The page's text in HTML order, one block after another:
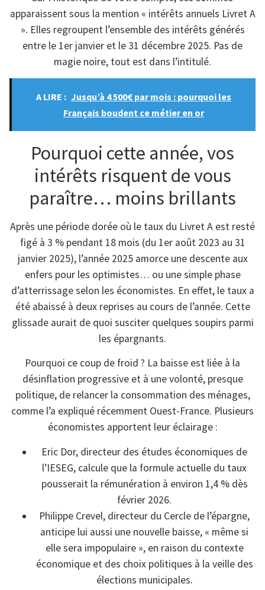
apparaissent sous la mention « intérêts annuels Livret A
». Elles regroupent l’ensemble des intérêts générés
entre le 1er janvier et le 31 décembre 2025. Pas de
magie noire, tout est dans l’intitulé.
A LIRE : Jusqu’à 4 500€ par mois : pourquoi les
Français boudent ce métier en or
Pourquoi cette année, vos
intérêts risquent de vous
paraître… moins brillants
Après une période dorée où le taux du Livret A est resté
figé à 3 % pendant 18 mois (du 1er août 2023 au 31
janvier 2025), l’année 2025 amorce une descente aux
enfers pour les optimistes… ou une simple phase
d’atterrissage selon les économistes. En effet, le taux a
été abaissé à deux reprises au cours de l’année. Cette
glissade aurait de quoi susciter quelques soupirs parmi
les épargnants.
Pourquoi ce coup de froid ? La baisse est liée à la
désinflation progressive et à une volonté, presque
politique, de relancer la consommation des ménages,
comme l’a expliqué récemment Ouest-France. Plusieurs
économistes apportent leur éclairage :
Eric Dor, directeur des études économiques de
l’IESEG, calcule que la formule actuelle du taux
pousserait la rémunération à environ 1,4 % dès
février 2026.
Philippe Crevel, directeur du Cercle de l’épargne,
anticipe lui aussi une nouvelle baisse, « même si
elle sera impopulaire », en raison du contexte
économique et des choix politiques à la veille des
élections municipales.